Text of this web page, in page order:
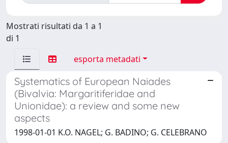
Mostrati risultati da 1 a 1
di 1
esporta metadati
Systematics of European Naiades
(Bivalvia: Margaritiferidae and
Unionidae): a review and some new
aspects
1998-01-01 K.O. NAGEL; G. BADINO; G. CELEBRANO